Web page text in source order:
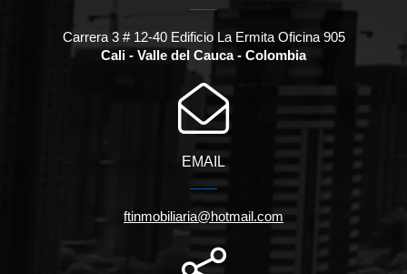
Carrera 3 # 12-40 Edificio La Ermita Oficina 905
Cali - Valle del Cauca - Colombia
EMAIL
ftinmobiliaria@hotmail.com